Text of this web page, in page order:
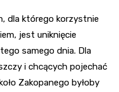
dla którego korzystnie
jest uniknięcie
samego dnia. Dla
i chcących pojechać
Zakopanego byłoby